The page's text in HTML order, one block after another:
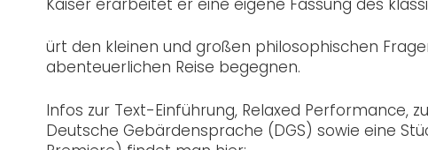
ürt den kleinen und großen philosophischen
abenteuerlichen Reise begegnen.
Infos zur Text-Einführung, Relaxed Performance,
Deutsche Gebärdensprache (DGS) sowie eine